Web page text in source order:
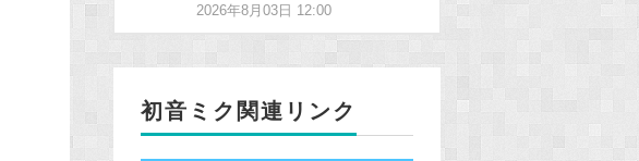
2026年8月03日 12:00
初音ミク関連リンク